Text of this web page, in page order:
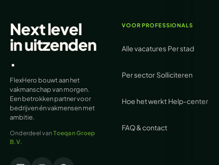
Next level
inuitzenden
.
FlexHero bouwt aan het
vakmanschap van morgen.
Een betrokken partner voor
bedrijven én vakmensen met
ambitie.
Onderdeel vanToeqan Groep
B.V.
VOOR PROFESSIONALS
Alle vacatures Per stad
Per sector Solliciteren
Hoe het werkt Help-center
FAQ & contact